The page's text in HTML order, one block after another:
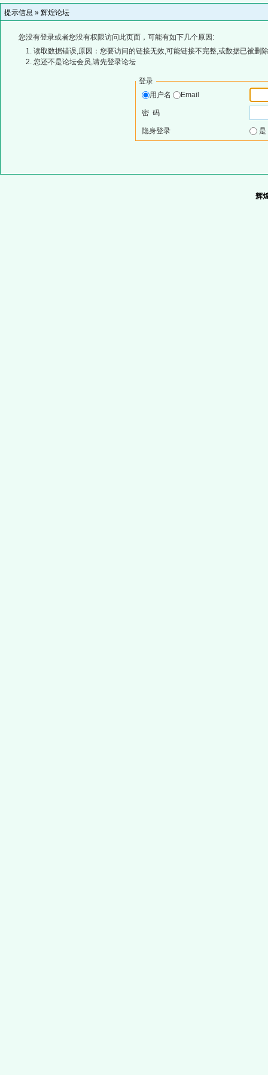
提示信息 » 辉煌论坛
您没有登录或者您没有权限访问此页面，可能有如下几个原因:
读取数据错误,原因：您要访问的链接无效,可能链接不完整,或数据已被删
您还不是论坛会员,请先登录论坛
登录
用户名
Email
密 码
隐身登录
辉